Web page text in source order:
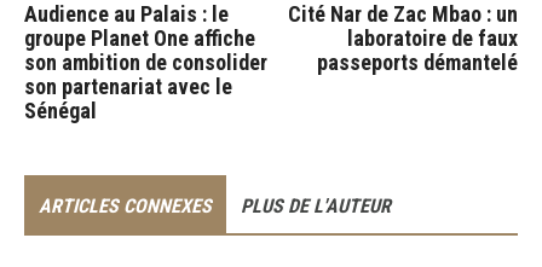
Audience au Palais : le
groupe Planet One affiche
son ambition de consolider
son partenariat avec le
Sénégal
Cité Nar de Zac Mbao : un
laboratoire de faux
passeports démantelé
ARTICLES CONNEXES PLUS DE L'AUTEUR